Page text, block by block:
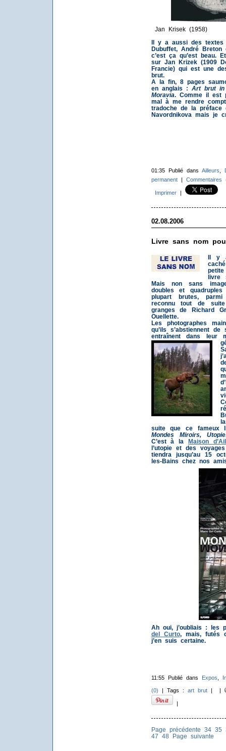
Jan Krisek (1958)
Il y a aussi des textes
Dubuffet, André Breton
c’est ça qu’est beau.
sur Jan Krizek (1909
Francie) qui est une
brut.
A la fin, 8 pages
en anglais : Art brut in
Moravia. Comme il est
mal à me rendre
tradoche de la préface
Navordnikova mais je
01:35 Publié dans Ailleurs
permanent| Commentaires
Imprimer|
02.08.2006
Livre sans nom
Il y
livre
Mais non sans
doubles et
plupart brutes,
reconnu tout de
granges de Richard
Ouellette.
Les photographes
qu’ils s’abstiennent
entraînent dans leur
suite que ce fameux
Mondes Miroirs,
C’est à la Maison
l’utopie et des
tiendra jusqu’au 15
les-Bains chez nos
Ah oui, j’oubliais : les
del Curto, mais, futés
j’en suis certaine.
11:55 Publié dans Expos
(0) | Tags : art brut| |
|
Page précédente 34 35
47
48 Page suivante